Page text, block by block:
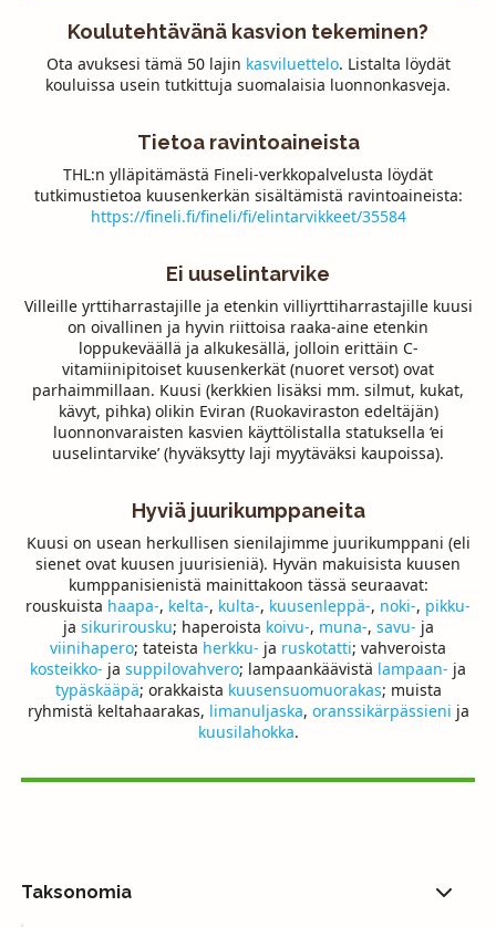
Koulutehtävänä kasvion tekeminen?
Ota avuksesi tämä 50 lajin kasviluettelo. Listalta löydät
kouluissa usein tutkittuja suomalaisia luonnonkasveja.
Tietoa ravintoaineista
THL:n ylläpitämästä Fineli-verkkopalvelusta löydät
tutkimustietoa kuusenkerkän sisältämistä ravintoaineista:
https://fineli.fi/fineli/fi/elintarvikkeet/35584
Ei uuselintarvike
Villeille yrttiharrastajille ja etenkin villiyrttiharrastajille kuusi
on oivallinen ja hyvin riittoisa raaka-aine etenkin
loppukeväällä ja alkukesällä, jolloin erittäin C-
vitamiinipitoiset kuusenkerkät (nuoret versot) ovat
parhaimmillaan. Kuusi (kerkkien lisäksi mm. silmut, kukat,
kävyt, pihka) olikin Eviran (Ruokaviraston edeltäjän)
luonnonvaraisten kasvien käyttölistalla statuksella ‘ei
uuselintarvike’ (hyväksytty laji myytäväksi kaupoissa).
Hyviä juurikumppaneita
Kuusi on usean herkullisen sienilajimme juurikumppani (eli
sienet ovat kuusen juurisieniä). Hyvän makuisista kuusen
kumppanisienistä mainittakoon tässä seuraavat:
rouskuista haapa-, kelta-, kulta-, kuusenleppä-, noki-, pikku-
ja sikurirousku; haperoista koivu-, muna-, savu- ja
viinihapero; tateista herkku- ja ruskotatti; vahveroista
kosteikko- ja suppilovahvero; lampaankäävistä lampaan- ja
typäskääpä; orakkaista kuusensuomuorakas; muista
ryhmistä keltahaarakas, limanuljaska, oranssikärpässieni ja
kuusilahokka.
Taksonomia